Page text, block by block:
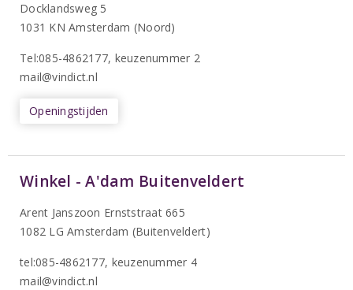
Docklandsweg 5
1031 KN Amsterdam (Noord)
Tel:085-4862177, keuzenummer 2
mail@vindict.nl
Openingstijden
Winkel - A'dam Buitenveldert
Arent Janszoon Ernststraat 665
1082 LG Amsterdam (Buitenveldert)
tel:085-4862177, keuzenummer 4
mail@vindict.nl